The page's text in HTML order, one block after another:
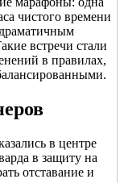
чистого времени
встречи стали
в правилах,
в центре
в защиту на
отставание и